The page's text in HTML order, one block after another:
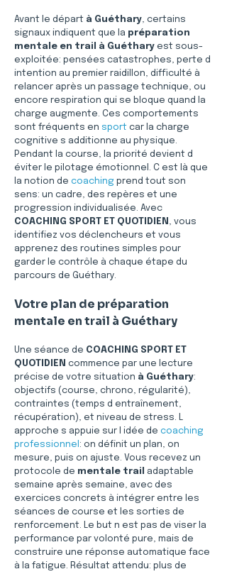
Avant le départ à Guéthary, certains
signaux indiquent que la préparation
mentale en trail à Guéthary est sous-
exploitée: pensées catastrophes, perte d
intention au premier raidillon, difficulté à
relancer après un passage technique, ou
encore respiration qui se bloque quand la
charge augmente. Ces comportements
sont fréquents en sport car la charge
cognitive s additionne au physique.
Pendant la course, la priorité devient d
éviter le pilotage émotionnel. C est là que
la notion de coaching prend tout son
sens: un cadre, des repères et une
progression individualisée. Avec
COACHING SPORT ET QUOTIDIEN , vous
identifiez vos déclencheurs et vous
apprenez des routines simples pour
garder le contrôle à chaque étape du
parcours de Guéthary.
Votre plan de préparation
mentale en trail à Guéthary
Une séance de COACHING SPORT ET
QUOTIDIEN commence par une lecture
précise de votre situation à Guéthary:
objectifs (course, chrono, régularité),
contraintes (temps d entraînement,
récupération), et niveau de stress. L
approche s appuie sur l idée de coaching
professionnel : on définit un plan, on
mesure, puis on ajuste. Vous recevez un
protocole de mentale trail
adaptable
semaine après semaine, avec des
exercices concrets à intégrer entre les
séances de course et les sorties de
renforcement. Le but n est pas de viser la
performance par volonté pure, mais de
construire une réponse automatique face
à la fatigue. Résultat attendu: plus de